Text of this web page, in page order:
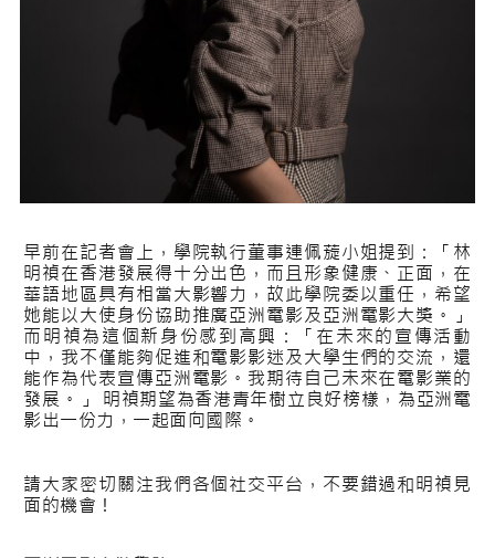
早前在記者會上，學院執行董事連佩蔙小姐提到：「林
明禎在香港發展得十分出色，而且形象健康、正面，在
華語地區具有相當大影響力，故此學院委以重任，希望
她能以大使身份協助推廣亞洲電影及亞洲電影大獎。」
而明禎為這個新身份感到高興：「在未來的宣傳活動
中，我不僅能夠促進和電影影迷及大學生們的交流，還
能作為代表宣傳亞洲電影。我期待自己未來在電影業的
發展。」 明禎期望為香港青年樹立良好榜樣，為亞洲電
影出一份力，一起面向國際。
請大家密切關注我們各個社交平台，不要錯過和明禎見
面的機會！